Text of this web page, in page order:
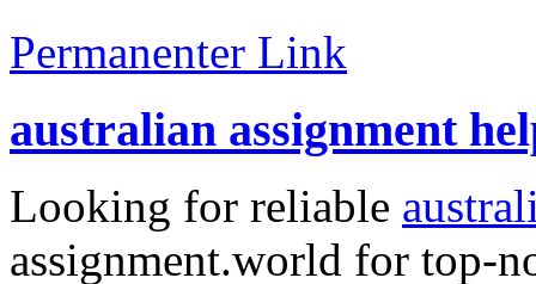
Permanenter Link
australian assignment
Looking for reliable
assignment.world for top-